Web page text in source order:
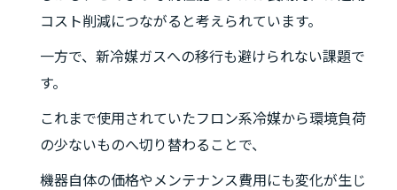
コスト削減につながると考えられています。
一方で、新冷媒ガスへの移行も避けられない課題で
す。
これまで使用されていたフロン系冷媒から環境負荷
の少ないものへ切り替わることで、
機器自体の価格やメンテナンス費用にも変化が生じ